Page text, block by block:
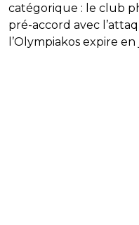
catégorique : le club
pré-accord avec
l’Olympiakos expire